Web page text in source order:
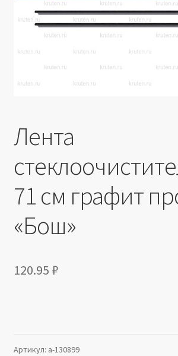
Юридические данные
Лента
71 см графит
«Бош»
120.95 ₽
Артикул: a-130899